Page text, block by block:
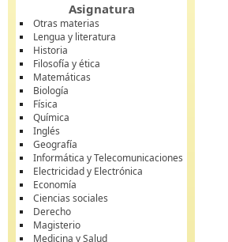
Asignatura
Otras materias
Lengua y literatura
Historia
Filosofía y ética
Matemáticas
Biología
Física
Química
Inglés
Geografía
Informática y Telecomunicaciones
Electricidad y Electrónica
Economía
Ciencias sociales
Derecho
Magisterio
Medicina y Salud